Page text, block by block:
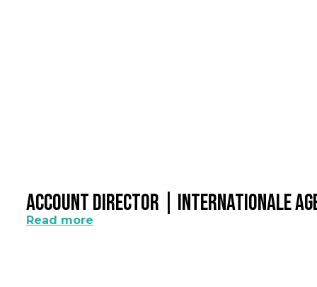
Account Director | Internationale
Read more